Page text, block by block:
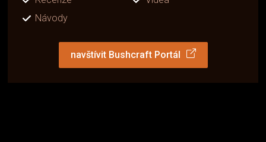
Návody
navštívit Bushcraft Portál